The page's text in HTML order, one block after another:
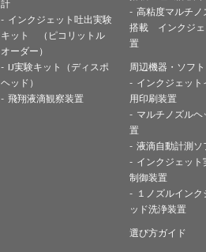
計
インクジェット吐出実験
キット （ピコリットル
オーダー）
IJ実験キット（ディスポ
ヘッド）
飛翔液滴観察装置
高粘度マルチノ
搭載 インクジェ
置
周辺機器・ソフト
インクジェット
用印刷装置
マルチノズルヘ
置
液滴自動計測ソ
インクジェット
制御装置
１ノズルイン
ッド洗浄装置
選び方ガイド